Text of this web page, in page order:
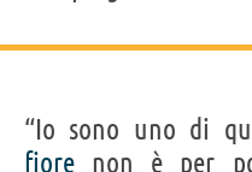
“Io sono uno di
fiore non è per